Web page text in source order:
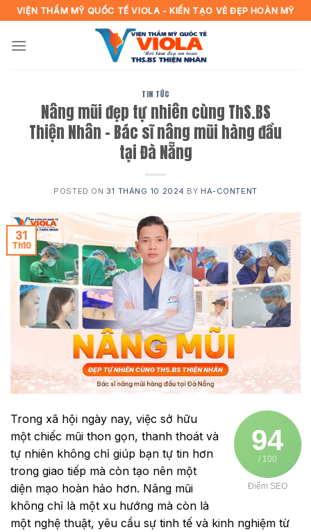
Skip
to
content
VIỆN THẨM MỸ QUỐC TẾ VIOLA - KIẾN TẠO VẺ ĐẸP HOÀN MỸ
TIN TỨC
Nâng mũi đẹp tự nhiên cùng ThS.BS
Thiện Nhân – Bác sĩ nâng mũi hàng đầu
tại Đà Nẵng
POSTED ON 31 THÁNG 10 2024 BY HA-CONTENT
31
Th10
94
/ 100
Điểm SEO
Trong xã hội ngày nay, việc sở hữu
một chiếc mũi thon gọn, thanh thoát và
tự nhiên không chỉ giúp bạn tự tin hơn
trong giao tiếp mà còn tạo nên một
diện mạo hoàn hảo hơn. Nâng mũi
không chỉ là một xu hướng mà còn là
một nghệ thuật, yêu cầu sự tinh tế và kinh nghiệm từ